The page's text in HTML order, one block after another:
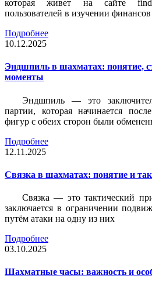
которая живет на сайте
пользователей в изучении финансов
Подробнее
10.12.2025
Эндшпиль в шахматах: понятие,
моменты
Эндшпиль — это
партии, которая начинается
фигур с обеих сторон были
Подробнее
12.11.2025
Связка в шахматах: понятие и
Связка — это тактический
заключается в ограничении
путём атаки на одну из них
Подробнее
03.10.2025
Шахматные часы: важность и